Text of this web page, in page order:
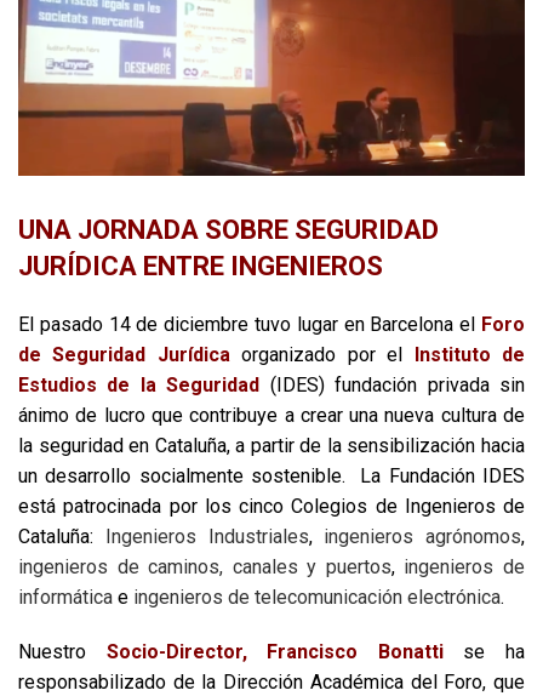
UNA JORNADA SOBRE SEGURIDAD
JURÍDICA ENTRE INGENIEROS
El pasado 14 de diciembre tuvo lugar en Barcelona el Foro
de Seguridad Jurídica organizado por el Instituto de
Estudios de la Seguridad (IDES) fundación privada sin
ánimo de lucro que contribuye a crear una nueva cultura de
la seguridad en Cataluña, a partir de la sensibilización hacia
un desarrollo socialmente sostenible. La Fundación IDES
está patrocinada por los cinco Colegios de Ingenieros de
Cataluña: Ingenieros Industriales, ingenieros agrónomos,
ingenieros de caminos, canales y puertos, ingenieros de
informática e ingenieros de telecomunicación electrónica.
Nuestro Socio-Director, Francisco Bonatti
se ha
responsabilizado de la Dirección Académica del Foro, que